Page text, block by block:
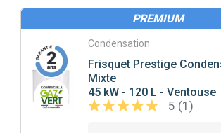
PREMIUM
Condensation
Frisquet Prestige
Mixte
45 kW - 120 L - Ventouse
5 (1)